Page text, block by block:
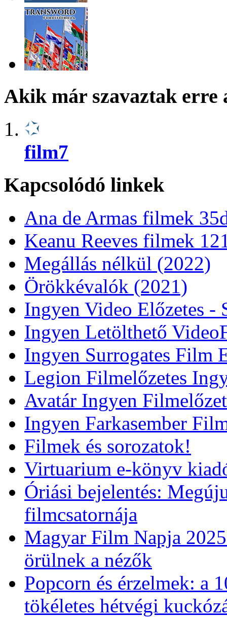
Akik már szavaztak erre
film7
Kapcsolódó linkek
Ana de Armas filmek
Keanu Reeves filmek
Megállás nélkül (2022)
Örökkévalók (2021)
Ingyen Video Előzetes -
Ingyen Letölthető
Ingyen Surrogates Film
Legion Filmelőzetes
Avatár Ingyen
Ingyen Farkasember
Filmek és sorozatok!
Virtuarium e-könyv
Óriási bejelentés:
filmcsatornája
Magyar Film Napja
örülnek a nézők
Popcorn és érzelmek: a
tökéletes hétvégi